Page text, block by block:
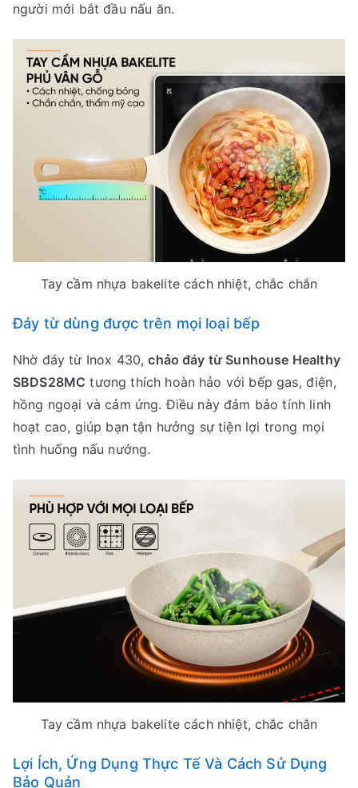
người mới bắt đầu nấu ăn.
Tay cầm nhựa bakelite cách nhiệt, chắc chắn
Đáy từ dùng được trên mọi loại bếp
Nhờ đáy từ Inox 430,chảo đáy từ Sunhouse Healthy
SBDS28MC tương thích hoàn hảo với bếp gas, điện,
hồng ngoại và cảm ứng. Điều này đảm bảo tính linh
hoạt cao, giúp bạn tận hưởng sự tiện lợi trong mọi
tình huống nấu nướng.
Tay cầm nhựa bakelite cách nhiệt, chắc chắn
Lợi Ích, Ứng Dụng Thực Tế Và Cách Sử Dụng
Bảo Quản